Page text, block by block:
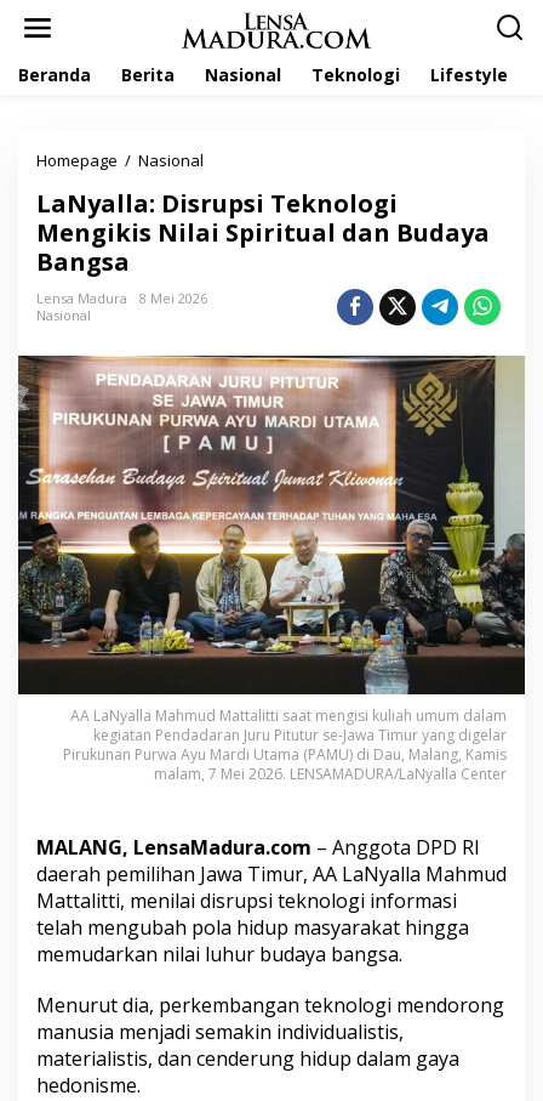
Beranda Berita Nasional Teknologi Lifestyle
Homepage / Nasional
N
y
a
l
D
i
s
r
u
p
s
i
T
e
k
n
o
l
o
M
e
n
k
i
s
N
i
l
a
S
p
i
LaNyalla: Disrupsi Teknologi
Mengikis Nilai Spiritual dan Budaya
Bangsa
Lensa Madura
8 Mei 2026
Nasional
AA LaNyalla Mahmud Mattalitti saat mengisi kuliah umum dalam
kegiatan Pendadaran Juru Pitutur se-Jawa Timur yang digelar
Pirukunan Purwa Ayu Mardi Utama (PAMU) di Dau, Malang, Kamis
malam, 7 Mei 2026. LENSAMADURA/LaNyalla Center
MALANG, LensaMadura.com – Anggota DPD RI
daerah pemilihan Jawa Timur, AA LaNyalla Mahmud
Mattalitti, menilai disrupsi teknologi informasi
telah mengubah pola hidup masyarakat hingga
memudarkan nilai luhur budaya bangsa.
Menurut dia, perkembangan teknologi mendorong
manusia menjadi semakin individualistis,
materialistis, dan cenderung hidup dalam gaya
hedonisme.